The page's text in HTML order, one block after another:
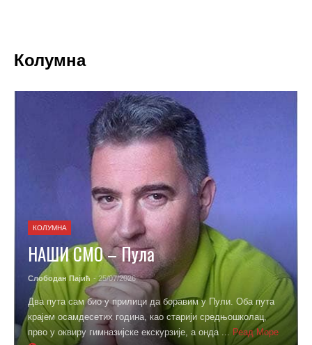
Колумна
КОЛУМНА
НАШИ СМО – Пула
Слободан Пајић - 25/07/2026
Два пута сам био у прилици да боравим у Пули. Оба пута
крајем осамдесетих година, као старији средњошколац,
прво у оквиру гимназијске екскурзије, а онда ...
Реад Море